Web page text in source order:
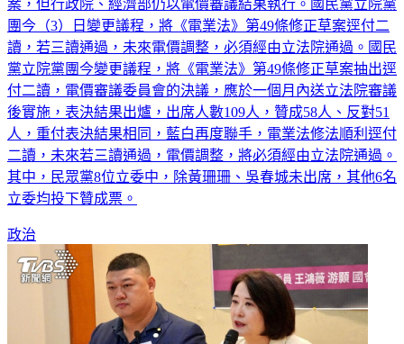
案，但行政院、經濟部仍以電價審議結果執行。國民黨立院黨
團今（3）日變更議程，將《電業法》第49條修正草案逕付二
讀，若三讀通過，未來電價調整，必須經由立法院通過。國民
黨立院黨團今變更議程，將《電業法》第49條修正草案抽出逕
付二讀，電價審議委員會的決議，應於一個月內送立法院審議
後實施，表決結果出爐，出席人數109人，贊成58人、反對51
人，重付表決結果相同，藍白再度聯手，電業法修法順利逕付
二讀，未來若三讀通過，電價調整，將必須經由立法院通過。
其中，民眾黨8位立委中，除黃珊珊、吳春城未出席，其他6名
立委均投下贊成票。
政治